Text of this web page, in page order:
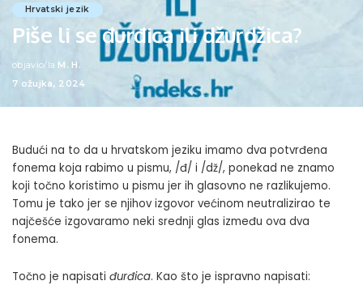
Hrvatski jezik
Piše li se đurđica ili džurdžica?
Posted
by
objavio/la M. H.
7 ožujka, 2024
Budući na to da u hrvatskom jeziku imamo dva potvrđena
fonema koja rabimo u pismu, /đ/ i /dž/, ponekad ne znamo
koji točno koristimo u pismu jer ih glasovno ne razlikujemo.
Tomu je tako jer se njihov izgovor većinom neutralizirao te
najčešće izgovaramo neki srednji glas između ova dva
fonema.
Točno je napisati đurđica. Kao što je ispravno napisati: